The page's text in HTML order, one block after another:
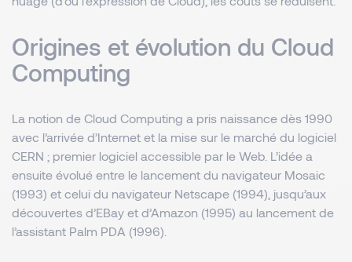
Origines et évolution du Cloud
Computing
La notion de Cloud Computing a pris naissance dès 1990
avec l’arrivée d’Internet et la mise sur le marché du logiciel
CERN ; premier logiciel accessible par le Web. L’idée a
ensuite évolué entre le lancement du navigateur Mosaic
(1993) et celui du navigateur Netscape (1994), jusqu’aux
découvertes d’EBay et d’Amazon (1995) au lancement de
l’assistant Palm PDA (1996).